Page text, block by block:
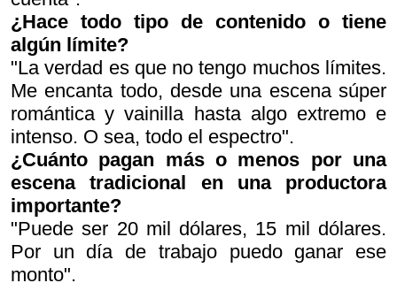
¿Hace todo tipo de contenido o tiene
algún límite?
"La verdad es que no tengo muchos límites.
Me encanta todo, desde una escena súper
romántica y vainilla hasta algo extremo e
intenso. O sea, todo el espectro".
¿Cuánto pagan más o menos por una
escena tradicional en una productora
importante?
"Puede ser 20 mil dólares, 15 mil dólares.
Por un día de trabajo puedo ganar ese
monto".